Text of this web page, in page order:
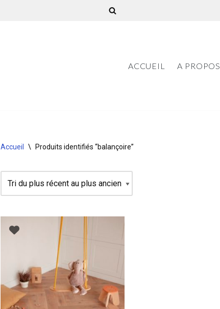
ACCUEIL A PROPOS
Accueil \ Produits identifiés “balançoire”